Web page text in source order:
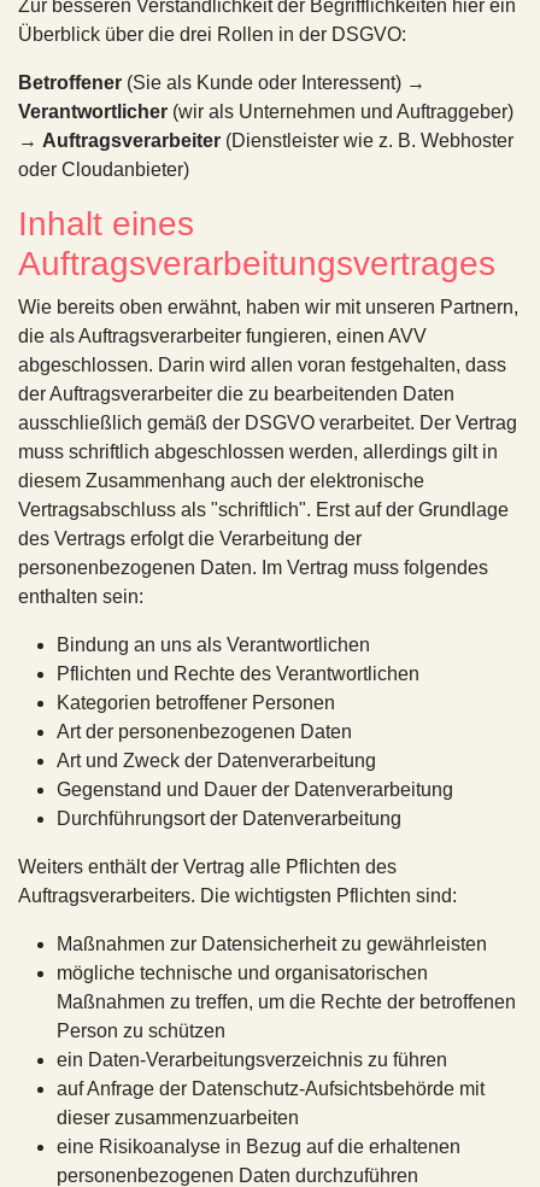
Zur besseren Verständlichkeit der Begrifflichkeiten hier ein
Überblick über die drei Rollen in der DSGVO:
Betroffener (Sie als Kunde oder Interessent) →
Verantwortlicher (wir als Unternehmen und Auftraggeber)
→ Auftragsverarbeiter (Dienstleister wie z. B. Webhoster
oder Cloudanbieter)
Inhalt eines
Auftragsverarbeitungsvertrages
Wie bereits oben erwähnt, haben wir mit unseren Partnern,
die als Auftragsverarbeiter fungieren, einen AVV
abgeschlossen. Darin wird allen voran festgehalten, dass
der Auftragsverarbeiter die zu bearbeitenden Daten
ausschließlich gemäß der DSGVO verarbeitet. Der Vertrag
muss schriftlich abgeschlossen werden, allerdings gilt in
diesem Zusammenhang auch der elektronische
Vertragsabschluss als "schriftlich". Erst auf der Grundlage
des Vertrags erfolgt die Verarbeitung der
personenbezogenen Daten. Im Vertrag muss folgendes
enthalten sein:
Bindung an uns als Verantwortlichen
Pflichten und Rechte des Verantwortlichen
Kategorien betroffener Personen
Art der personenbezogenen Daten
Art und Zweck der Datenverarbeitung
Gegenstand und Dauer der Datenverarbeitung
Durchführungsort der Datenverarbeitung
Weiters enthält der Vertrag alle Pflichten des
Auftragsverarbeiters. Die wichtigsten Pflichten sind:
Maßnahmen zur Datensicherheit zu gewährleisten
mögliche technische und organisatorischen
Maßnahmen zu treffen, um die Rechte der betroffenen
Person zu schützen
ein Daten-Verarbeitungsverzeichnis zu führen
auf Anfrage der Datenschutz-Aufsichtsbehörde mit
dieser zusammenzuarbeiten
eine Risikoanalyse in Bezug auf die erhaltenen
personenbezogenen Daten durchzuführen